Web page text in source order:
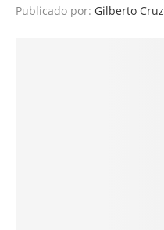
Publicado por: Gilberto Cruz